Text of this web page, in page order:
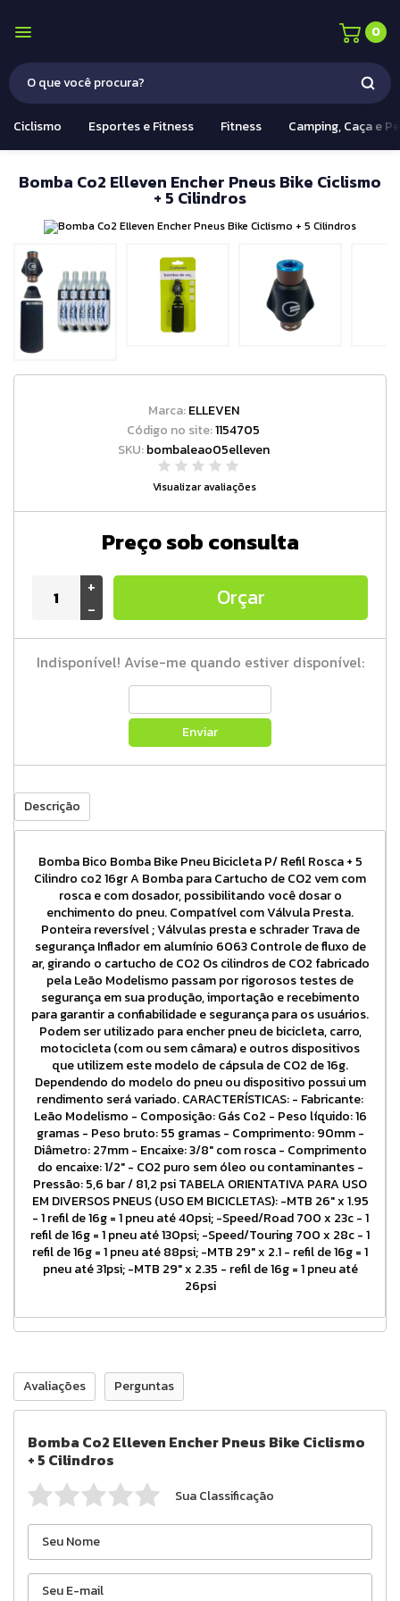
0
Ciclismo Esportes e Fitness Fitness Camping, Caça e
Bomba Co2 Elleven Encher Pneus Bike Ciclismo
+ 5 Cilindros
Marca:ELLEVEN
Código no site:1154705
SKU:bombaleao05elleven
Visualizar avaliações
Preço sob consulta
+
-
Orçar
Indisponível! Avise-me quando estiver disponível:
Enviar
Descrição
Bomba Bico Bomba Bike Pneu Bicicleta P/ Refil Rosca + 5
Cilindro co2 16gr A Bomba para Cartucho de CO2 vem com
rosca e com dosador, possibilitando você dosar o
enchimento do pneu. Compatível com Válvula Presta.
Ponteira reversível ; Válvulas presta e schrader Trava de
segurança Inflador em alumínio 6063 Controle de fluxo de
ar, girando o cartucho de CO2 Os cilindros de CO2 fabricado
pela Leão Modelismo passam por rigorosos testes de
segurança em sua produção, importação e recebimento
para garantir a confiabilidade e segurança para os usuários.
Podem ser utilizado para encher pneu de bicicleta, carro,
motocicleta (com ou sem câmara) e outros dispositivos
que utilizem este modelo de cápsula de CO2 de 16g.
Dependendo do modelo do pneu ou dispositivo possui um
rendimento será variado. CARACTERÍSTICAS: - Fabricante:
Leão Modelismo - Composição: Gás Co2 - Peso líquido: 16
gramas - Peso bruto: 55 gramas - Comprimento: 90mm -
Diâmetro: 27mm - Encaixe: 3/8" com rosca - Comprimento
do encaixe: 1/2" - CO2 puro sem óleo ou contaminantes -
Pressão: 5,6 bar / 81,2 psi TABELA ORIENTATIVA PARA USO
EM DIVERSOS PNEUS (USO EM BICICLETAS): -MTB 26" x 1.95
- 1 refil de 16g = 1 pneu até 40psi; -Speed/Road 700 x 23c - 1
refil de 16g = 1 pneu até 130psi; -Speed/Touring 700 x 28c - 1
refil de 16g = 1 pneu até 88psi; -MTB 29" x 2.1 - refil de 16g = 1
pneu até 31psi; -MTB 29" x 2.35 - refil de 16g = 1 pneu até
26psi
Avaliações Perguntas
Bomba Co2 Elleven Encher Pneus Bike Ciclismo
+ 5 Cilindros
Sua Classificação